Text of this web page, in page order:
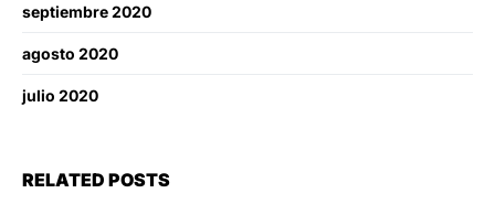
septiembre 2020
agosto 2020
julio 2020
RELATED POSTS